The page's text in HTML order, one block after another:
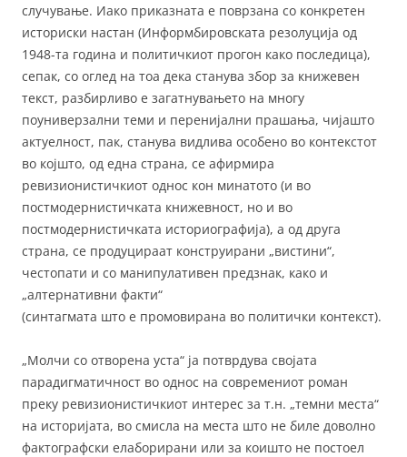
случување. Иако приказната е поврзана со конкретен
историски настан (Информбировската резолуција од
1948-та година и политичкиот прогон како последица),
сепак, со оглед на тоа дека станува збор за книжевен
текст, разбирливо е загатнувањето на многу
поуниверзални теми и перенијални прашања, чијашто
актуелност, пак, станува видлива особено во контекстот
во којшто, од една страна, се афирмира
ревизионистичкиот однос кон минатото (и во
постмодернистичката книжевност, но и во
постмодернистичката историографија), а од друга
страна, се продуцираат конструирани „вистини“,
честопати и со манипулативен предзнак, како и
„алтернативни факти“
(синтагмата што е промовирана во политички контекст).
„Молчи со отворена уста“ ја потврдува својата
парадигматичност во однос на современиот роман
преку ревизионистичкиот интерес за т.н. „темни места“
на историјата, во смисла на места што не биле доволно
фактографски елаборирани или за коишто не постоел